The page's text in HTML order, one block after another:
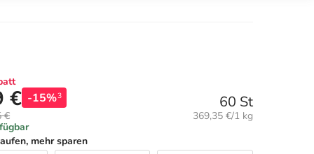
€ -15%3
€
60 St
Grundpreis:
369,35 €/1 kg
mehr sparen